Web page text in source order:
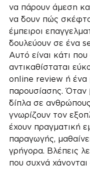
να πάρουν άμεση
να δουν πώς
έμπειροι
δουλεύουν σε ένα
Αυτό είναι κάτι που
αντικαθίσταται
online review ή ένα
παρουσίασης. Όταν
δίπλα σε
γνωρίζουν τον
έχουν πραγματική
παραγωγής,
γρήγορα. Βλέπεις
που συχνά